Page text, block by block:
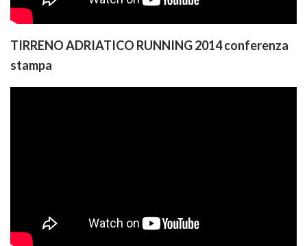
TIRRENO ADRIATICO RUNNING 2014 conferenza
stampa